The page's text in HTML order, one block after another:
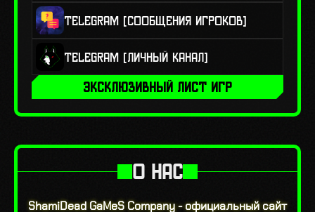
TELEGRAM [Сообщения игроков]
TELEGRAM [Личный канал]
ЭКСКЛЮЗИВНЫЙ ЛИСТ ИГР
О НАС
ShamiDead GaMeS Company - официальный сайт